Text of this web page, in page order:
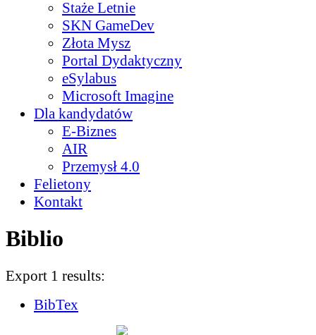
Staże Letnie
SKN GameDev
Złota Mysz
Portal Dydaktyczny
eSylabus
Microsoft Imagine
Dla kandydatów
E-Biznes
AIR
Przemysł 4.0
Felietony
Kontakt
Biblio
Export 1 results:
BibTex